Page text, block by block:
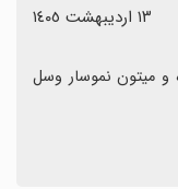
١٣ اردیبهشت ١٤٠٥